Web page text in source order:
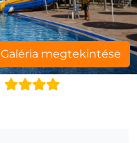
Galéria megtekintése